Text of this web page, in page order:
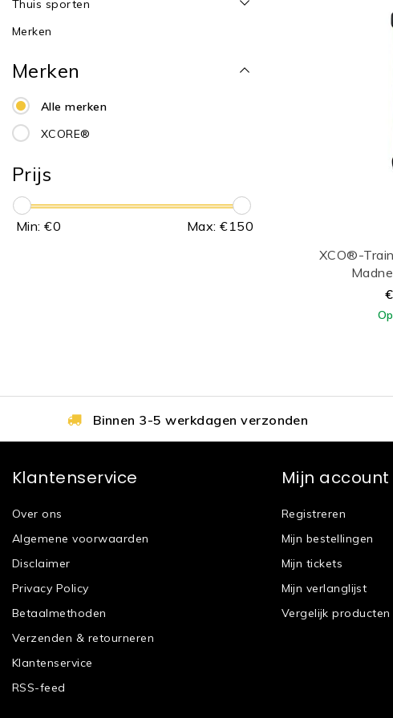
Thuis sporten
Merken
Merken
Alle merken
XCORE®
Prijs
Min: €0 Max: €150
XCO®-
Binnen 3-5 werkdagen verzonden
Klantenservice
Over ons
Algemene voorwaarden
Disclaimer
Privacy Policy
Betaalmethoden
Verzenden & retourneren
Klantenservice
RSS-feed
Mijn account
Registreren
Mijn bestellingen
Mijn tickets
Mijn verlanglijst
Vergelijk producten